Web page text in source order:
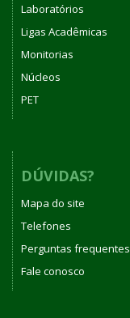
Laboratórios
Ligas Acadêmicas
Monitorias
Núcleos
PET
DÚVIDAS?
Mapa do site
Telefones
Perguntas frequentes
Fale conosco